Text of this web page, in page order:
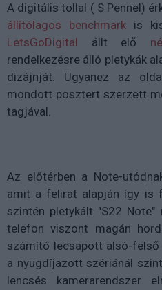
A digitális tollal ( S Pennel)
állítólagos benchmark is
LetsGoDigital állt elő
rendelkezésre álló pletykák
dizájnját. Ugyanez az
mondott posztert szerzett
tagjával.
Az előtérben a Note-
amit a felirat alapján így is
szintén pletykált "S22
telefon viszont magán
számító lecsapott alsó-
a nyugdíjazott szériánál
lencsés kamerarendszer